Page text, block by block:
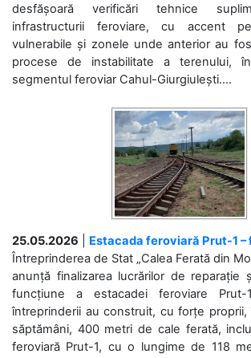
desfășoară verificări tehnice
infrastructurii feroviare, cu accent
vulnerabile și zonele unde anterior au
procese de instabilitate a terenului,
segmentul feroviar Cahul-Giurgiulești....
25.05.2026
Estacada feroviară Prut-1
Întreprinderea de Stat „Calea Ferată din
anunță finalizarea lucrărilor de reparație
funcțiune a estacadei feroviare Prut-
întreprinderii au construit, cu forțe proprii,
săptămâni, 400 metri de cale ferată,
feroviară Prut-1, cu o lungime de 118